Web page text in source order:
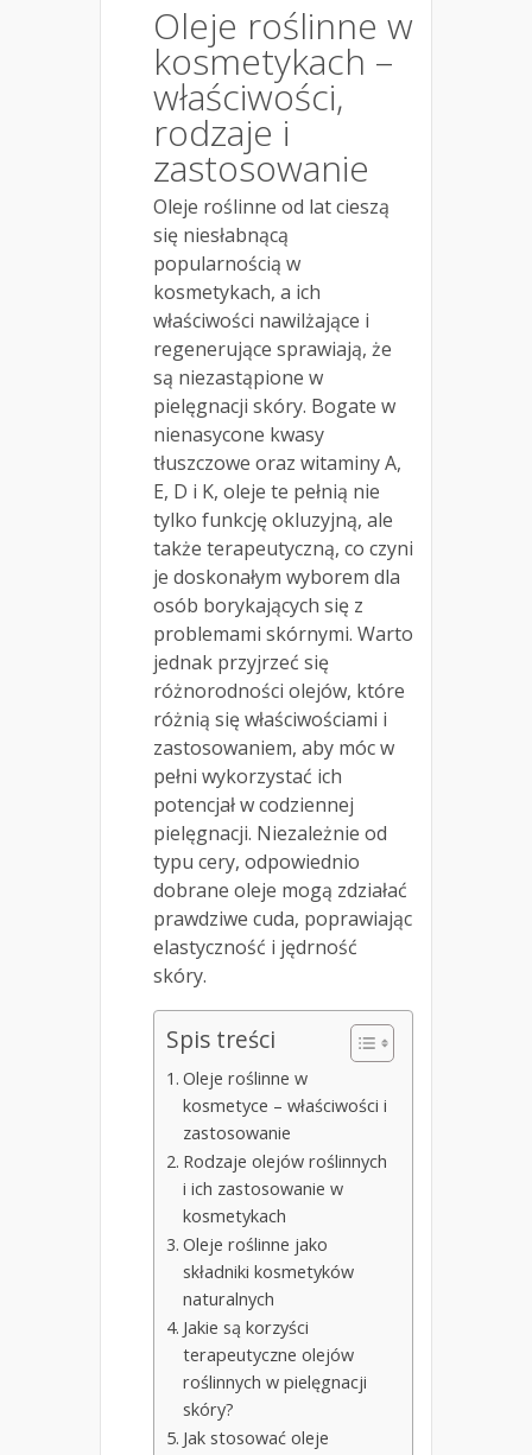
Oleje roślinne w
kosmetykach –
właściwości,
rodzaje i
zastosowanie
Oleje roślinne od lat cieszą
się niesłabnącą
popularnością w
kosmetykach, a ich
właściwości nawilżające i
regenerujące sprawiają, że
są niezastąpione w
pielęgnacji skóry. Bogate w
nienasycone kwasy
tłuszczowe oraz witaminy A,
E, D i K, oleje te pełnią nie
tylko funkcję okluzyjną, ale
także terapeutyczną, co czyni
je doskonałym wyborem dla
osób borykających się z
problemami skórnymi. Warto
jednak przyjrzeć się
różnorodności olejów, które
różnią się właściwościami i
zastosowaniem, aby móc w
pełni wykorzystać ich
potencjał w codziennej
pielęgnacji. Niezależnie od
typu cery, odpowiednio
dobrane oleje mogą zdziałać
prawdziwe cuda, poprawiając
elastyczność i jędrność
skóry.
Spis treści
Oleje roślinne w
kosmetyce – właściwości i
zastosowanie
Rodzaje olejów roślinnych
i ich zastosowanie w
kosmetykach
Oleje roślinne jako
składniki kosmetyków
naturalnych
Jakie są korzyści
terapeutyczne olejów
roślinnych w pielęgnacji
skóry?
Jak stosować oleje